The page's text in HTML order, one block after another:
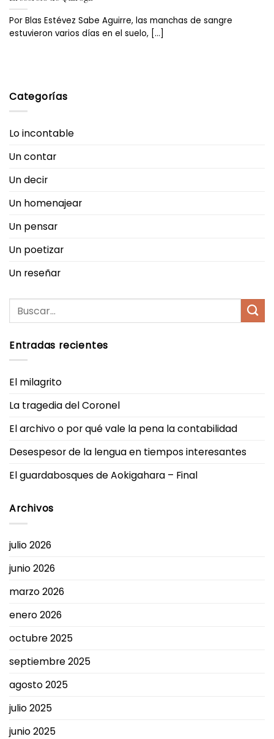
Categorías
Lo incontable
Un contar
Un decir
Un homenajear
Un pensar
Un poetizar
Un reseñar
Entradas recientes
El milagrito
La tragedia del Coronel
El archivo o por qué vale la pena la contabilidad
Desespesor de la lengua en tiempos interesantes
El guardabosques de Aokigahara – Final
Archivos
julio 2026
junio 2026
marzo 2026
enero 2026
octubre 2025
septiembre 2025
agosto 2025
julio 2025
junio 2025
Por Blas Estévez Sabe Aguirre, las manchas de sangre
estuvieron varios días en el suelo, [...]